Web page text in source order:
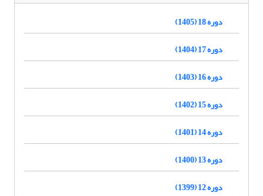
دوره 18 (1405)
دوره 17 (1404)
دوره 16 (1403)
دوره 15 (1402)
دوره 14 (1401)
دوره 13 (1400)
دوره 12 (1399)